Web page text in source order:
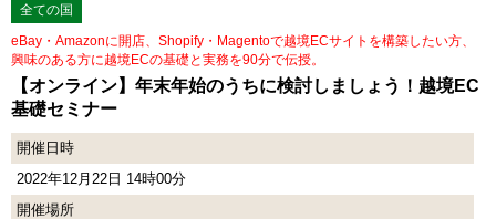
全ての国
eBay・Amazonに開店、Shopify・Magentoで越境ECサイトを構築したい方、
興味のある方に越境ECの基礎と実務を90分で伝授。
【オンライン】年末年始のうちに検討しましょう！越境EC
基礎セミナー
開催日時
2022年12月22日 14時00分
開催場所